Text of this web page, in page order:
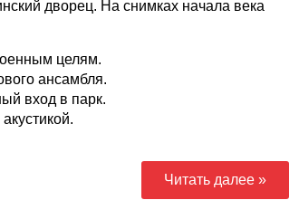
дворец. На снимках начала века
целям.
ансамбля.
вход в парк.
Читать далее »